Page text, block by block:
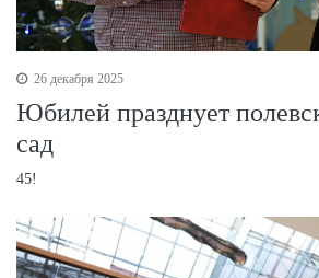
26 декабря 2025
Юбилей празднует
сад
45!